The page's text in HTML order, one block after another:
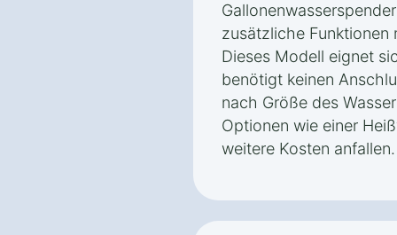
zusätzliche Funktionen
Dieses Modell eignet
benötigt keinen
nach Größe des
Optionen wie einer
weitere Kosten anfallen.